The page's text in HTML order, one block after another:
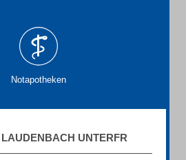
Notapotheken
UNTERFR